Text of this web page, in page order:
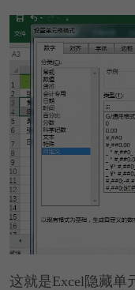
这就是Excel隐藏单